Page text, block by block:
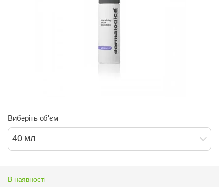
Виберіть об'єм
40 мл
В наявності